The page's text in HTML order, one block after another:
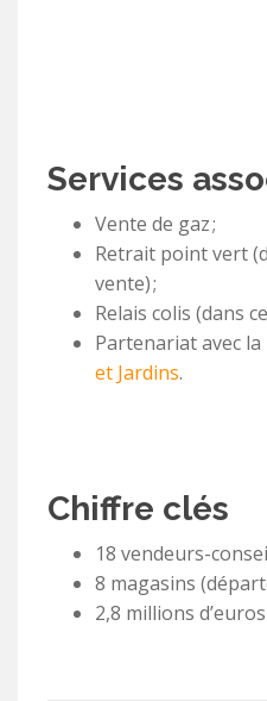
Services
Vente de gaz ;
Retrait point vert
vente) ;
Relais colis (dans
Partenariat avec
et Jardins.
Chiffre clés
18 vendeurs-
8 magasins
2,8 millions